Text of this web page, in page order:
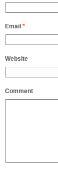
Email *
Website
Comment